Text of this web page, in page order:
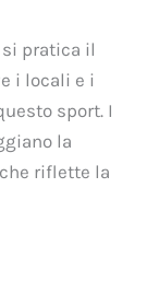
si pratica il
i locali e i
sport. I
la
riflette la